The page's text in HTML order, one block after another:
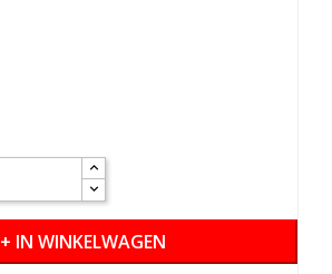
+ IN WINKELWAGEN